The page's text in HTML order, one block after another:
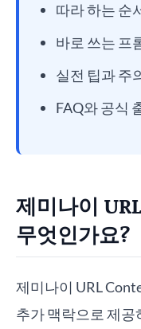
따라 하는 순
바로 쓰는 프
실전 팁과 주
FAQ와 공식
제미나이
무엇인가요?
제미나이 URL
추가 맥락으로 제공